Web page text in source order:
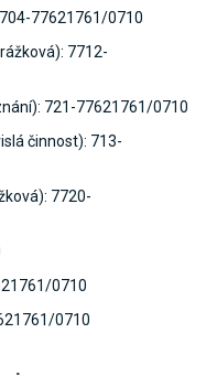
77621761/0710
7712-
721-77621761/0710
činnost): 713-
7720-
0710
0710